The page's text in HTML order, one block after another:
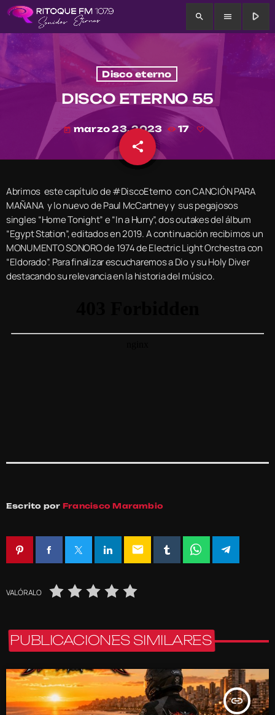
search menu play_arrow
Disco eterno
DISCO ETERNO 55
today marzo 23, 2023 17
share
email
Abrimos este capítulo de #DiscoEterno con CANCIÓN PARA
MAÑANA y lo nuevo de Paul McCartney y sus pegajosos
singles “Home Tonight” e “In a Hurry”, dos outakes del álbum
“Egypt Station”, editados en 2019. A continuación recibimos un
MONUMENTO SONORO de 1974 de Electric Light Orchestra con
“Eldorado”. Para finalizar escucharemos a Dio y su Holy Diver
destacando su relevancia en la historia del músico.
Escrito por Francisco Marambio
email
VALÓRALO
PUBLICACIONES SIMILARES
insert_link